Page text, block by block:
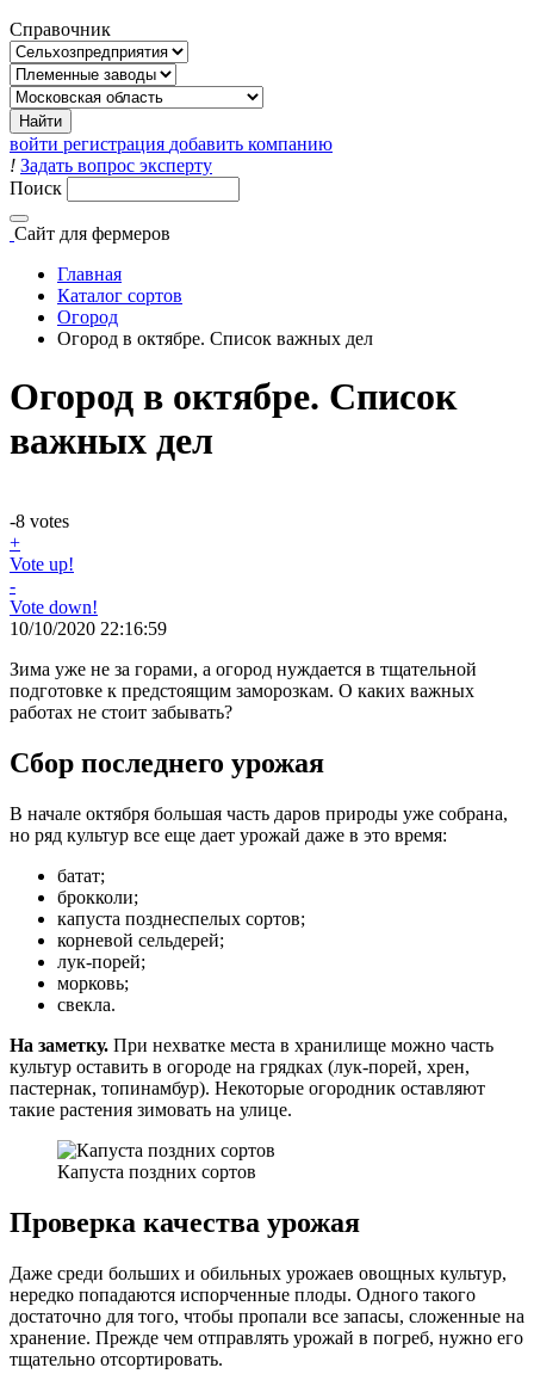
Справочник
войти регистрация добавить компанию
! Задать вопрос эксперту
Поиск
Сайт для фермеров
Главная
Каталог сортов
Огород
Огород в октябре. Список важных дел
Огород в октябре. Список
важных дел
-8 votes
+
Vote up!
-
Vote down!
10/10/2020 22:16:59
Зима уже не за горами, а огород нуждается в тщательной
подготовке к предстоящим заморозкам. О каких важных
работах не стоит забывать?
Сбор последнего урожая
В начале октября большая часть даров природы уже собрана,
но ряд культур все еще дает урожай даже в это время:
батат;
брокколи;
капуста позднеспелых сортов;
корневой сельдерей;
лук-порей;
морковь;
свекла.
На заметку. При нехватке места в хранилище можно часть
культур оставить в огороде на грядках (лук-порей, хрен,
пастернак, топинамбур). Некоторые огородник оставляют
такие растения зимовать на улице.
Капуста поздних сортов
Проверка качества урожая
Даже среди больших и обильных урожаев овощных культур,
нередко попадаются испорченные плоды. Одного такого
достаточно для того, чтобы пропали все запасы, сложенные на
хранение. Прежде чем отправлять урожай в погреб, нужно его
тщательно отсортировать.